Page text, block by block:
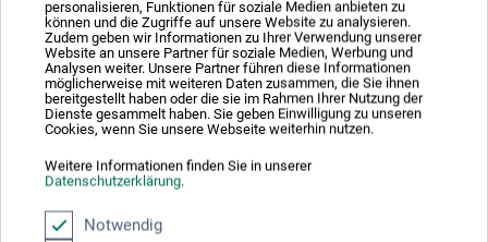
personalisieren, Funktionen für soziale Medien anbieten zu
können und die Zugriffe auf unsere Website zu analysieren.
Zudem geben wir Informationen zu Ihrer Verwendung unserer
Website an unsere Partner für soziale Medien, Werbung und
Analysen weiter. Unsere Partner führen diese Informationen
möglicherweise mit weiteren Daten zusammen, die Sie ihnen
bereitgestellt haben oder die sie im Rahmen Ihrer Nutzung der
Dienste gesammelt haben. Sie geben Einwilligung zu unseren
Cookies, wenn Sie unsere Webseite weiterhin nutzen.
Weitere Informationen finden Sie in unserer
Datenschutzerklärung.
Notwendig
Beschreibung
fast alle Oberflächen. Sein satter Farbauftrag mit hoher